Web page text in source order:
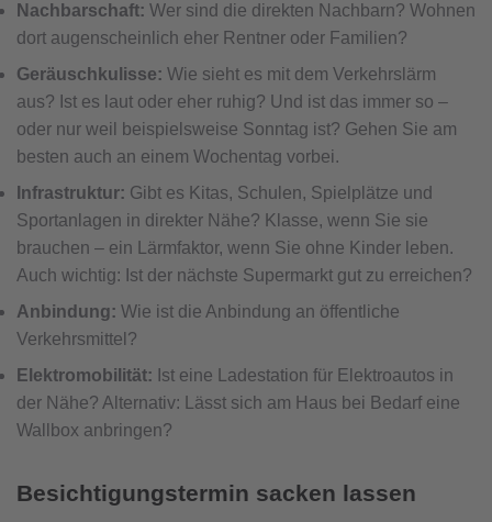
Nachbarschaft: Wer sind die direkten Nachbarn? Wohnen
dort augenscheinlich eher Rentner oder Familien?
Geräuschkulisse: Wie sieht es mit dem Verkehrslärm
aus? Ist es laut oder eher ruhig? Und ist das immer so –
oder nur weil beispielsweise Sonntag ist? Gehen Sie am
besten auch an einem Wochentag vorbei.
Infrastruktur: Gibt es Kitas, Schulen, Spielplätze und
Sportanlagen in direkter Nähe? Klasse, wenn Sie sie
brauchen – ein Lärmfaktor, wenn Sie ohne Kinder leben.
Auch wichtig: Ist der nächste Supermarkt gut zu erreichen?
Anbindung: Wie ist die Anbindung an öffentliche
Verkehrsmittel?
Elektromobilität: Ist eine Ladestation für Elektroautos in
der Nähe? Alternativ: Lässt sich am Haus bei Bedarf eine
Wallbox anbringen?
Besichtigungstermin sacken lassen